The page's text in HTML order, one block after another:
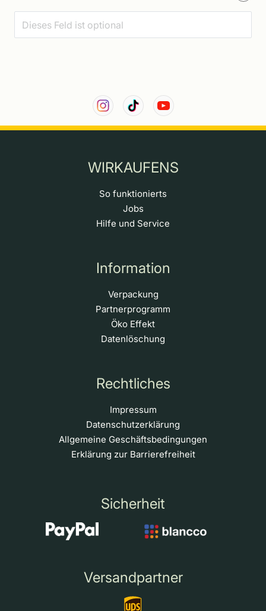
WIRKAUFENS
So funktionierts
Jobs
Hilfe und Service
Information
Verpackung
Partnerprogramm
Öko Effekt
Datenlöschung
Rechtliches
Impressum
Datenschutzerklärung
Allgemeine Geschäftsbedingungen
Erklärung zur Barrierefreiheit
Sicherheit
Versandpartner